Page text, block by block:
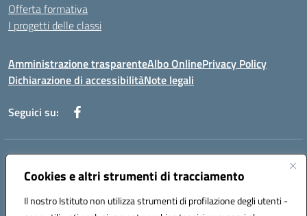
Cookies e altri strumenti di tracciamento
Il nostro Istituto non utilizza strumenti di profilazione degli utenti -
Offerta formativa
I progetti delle classi
Amministrazione trasparenteAlbo OnlinePrivacy Policy
Dichiarazione di accessibilitàNote legali
Seguici su:
Indirizzo:
Centralino:+39 0965 78 12 60 Email:rcic841003@istruzione.it